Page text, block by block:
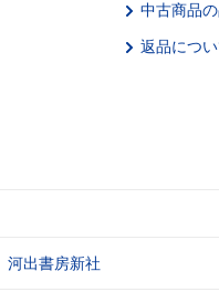
中古商品
返品につ
河出書房新社